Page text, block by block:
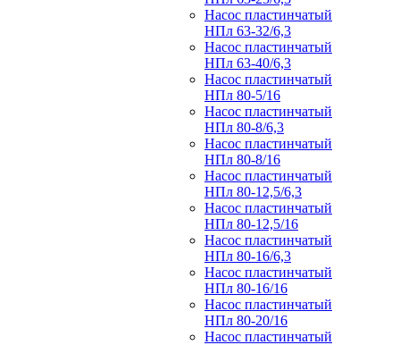
Насос пластинчатый
НПл 63-32/6,3
Насос пластинчатый
НПл 63-40/6,3
Насос пластинчатый
НПл 80-5/16
Насос пластинчатый
НПл 80-8/6,3
Насос пластинчатый
НПл 80-8/16
Насос пластинчатый
НПл 80-12,5/6,3
Насос пластинчатый
НПл 80-12,5/16
Насос пластинчатый
НПл 80-16/6,3
Насос пластинчатый
НПл 80-16/16
Насос пластинчатый
НПл 80-20/16
Насос пластинчатый